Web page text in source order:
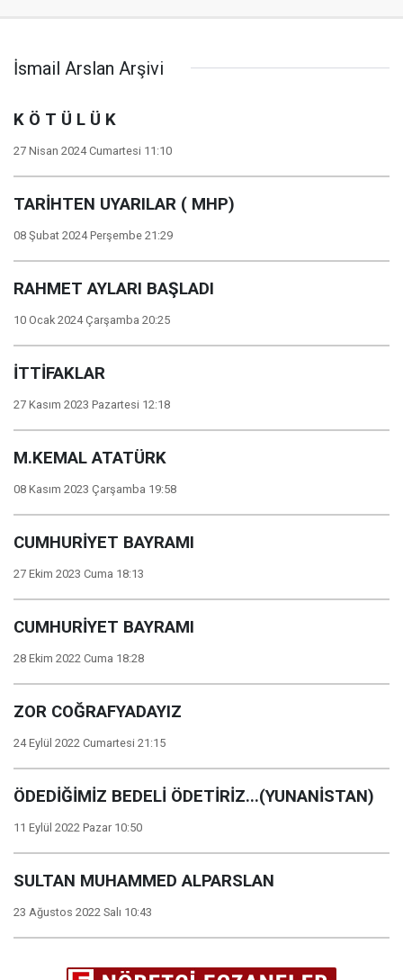
İsmail Arslan Arşivi
K Ö T Ü L Ü K
27 Nisan 2024 Cumartesi 11:10
TARİHTEN UYARILAR ( MHP)
08 Şubat 2024 Perşembe 21:29
RAHMET AYLARI BAŞLADI
10 Ocak 2024 Çarşamba 20:25
İTTİFAKLAR
27 Kasım 2023 Pazartesi 12:18
M.KEMAL ATATÜRK
08 Kasım 2023 Çarşamba 19:58
CUMHURİYET BAYRAMI
27 Ekim 2023 Cuma 18:13
CUMHURİYET BAYRAMI
28 Ekim 2022 Cuma 18:28
ZOR COĞRAFYADAYIZ
24 Eylül 2022 Cumartesi 21:15
ÖDEDİĞİMİZ BEDELİ ÖDETİRİZ...(YUNANİSTAN)
11 Eylül 2022 Pazar 10:50
SULTAN MUHAMMED ALPARSLAN
23 Ağustos 2022 Salı 10:43